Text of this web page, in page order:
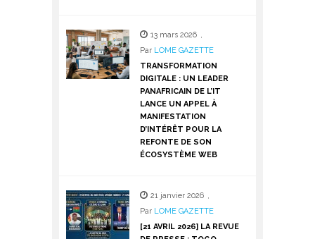
13 mars 2026 ,
Par LOME GAZETTE
TRANSFORMATION
DIGITALE : UN LEADER
PANAFRICAIN DE L’IT
LANCE UN APPEL À
MANIFESTATION
D’INTÉRÊT POUR LA
REFONTE DE SON
ÉCOSYSTÈME WEB
21 janvier 2026 ,
Par LOME GAZETTE
[21 AVRIL 2026] LA REVUE